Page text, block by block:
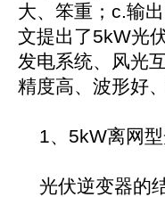
大、笨重；c.输
文提出了5kW光
发电系统、风光
精度高、波形好
1、5kW离网型
光伏逆变器的